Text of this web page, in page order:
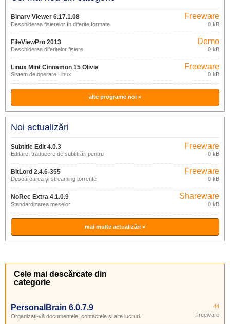
Binary Viewer 6.17.1.08
Deschiderea fișierelor în diferite formate
Freeware
0 kB
FileViewPro 2013
Deschiderea diferitelor fișiere
Demo
0 kB
Linux Mint Cinnamon 15 Olivia
Sistem de operare Linux
Freeware
0 kB
alte programe noi »
Noi actualizări
Subtitle Edit 4.0.3
Editare, traducere de subtitrări pentru
Freeware
0 kB
BitLord 2.4.6-355
Descărcarea și streaming torrente
Freeware
0 kB
NoRec Extra 4.1.0.9
Standardizarea meselor
Shareware
0 kB
mai multe actualizări »
Cele mai descărcate din
categorie
PersonalBrain 6.0.7.9
Organizați-vă documentele, contactele și alte lucruri.
44
Freeware